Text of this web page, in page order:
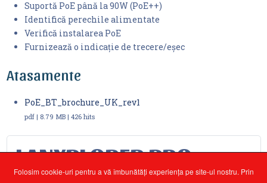
Suportă PoE până la 90W (PoE++)
Identifică perechile alimentate
Verifică instalarea PoE
Furnizează o indicație de trecere/eșec
Atasamente
PoE_BT_brochure_UK_rev1
pdf | 8.79 MB | 426 hits
LANXPLORER PRO
Folosim cookie-uri pentru a vă îmbunătăți experiența pe site-ul nostru. Prin